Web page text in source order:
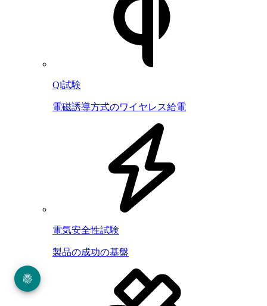
Qi試験
電磁誘導方式のワイヤレス給電
電気安全性試験
製品の成功の基盤